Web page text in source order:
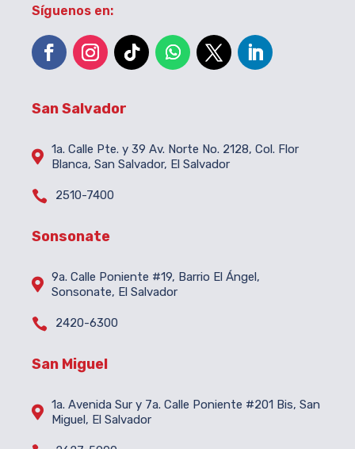
Síguenos en:
San Salvador
 1a. Calle Pte. y 39 Av. Norte No. 2128, Col. Flor
Blanca, San Salvador, El Salvador
 2510-7400
Sonsonate
 9a. Calle Poniente #19, Barrio El Ángel,
Sonsonate, El Salvador
 2420-6300
San Miguel
 1a. Avenida Sur y 7a. Calle Poniente #201 Bis, San
Miguel, El Salvador